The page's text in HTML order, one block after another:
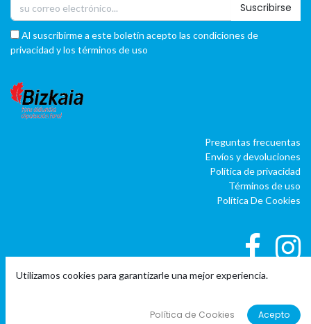
Suscribirse
Al suscribirme a este boletín acepto las condiciones de
privacidad y los términos de uso
Preguntas frecuentas
Envíos y devoluciones
Política de privacidad
Términos de uso
Política De Cookies
- El #1ERP software para autónomos,
Utilizamos cookies para garantizarle una mejor experiencia.
Política de Cookies Acepto